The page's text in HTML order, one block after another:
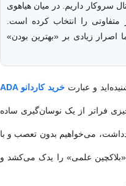
سروکار داریم. در میان هیاهوی
را انتخاب کرده است.
اصرار زیادی بر «بهترین بودن»
و عبارت خرید کاردانو ADA
فراتر از یک نوسان‌گیری ساده
می‌خواهیم بدون تعصب و با
«بلاکچین علمی» را یدک می‌کشد و